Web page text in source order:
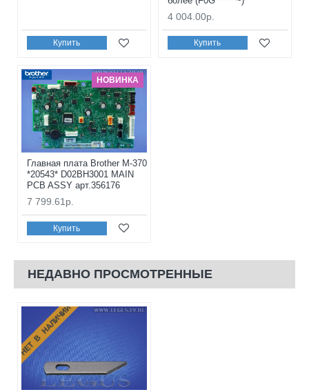
Купить
4 004.00р.
Купить
НОВИНКА
Главная плата Brother M-370
*20543* D02BH3001 MAIN
PCB ASSY арт.356176
7 799.61р.
Купить
НЕДАВНО ПРОСМОТРЕННЫЕ
НЕТ В НАЛИЧИИ